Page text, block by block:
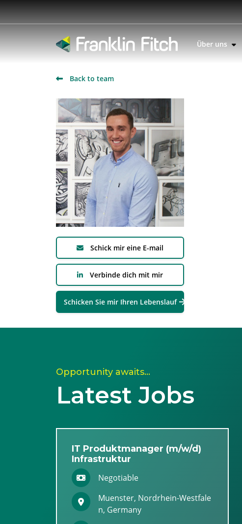
Über uns
Back to team
Schick mir eine E-mail
Verbinde dich mit mir
Schicken Sie mir Ihren Lebenslauf
Opportunity awaits…
Latest Jobs
IT Produktmanager (m/w/d)
Infrastruktur
Negotiable
Muenster, Nordrhein-Westfale
n, Germany